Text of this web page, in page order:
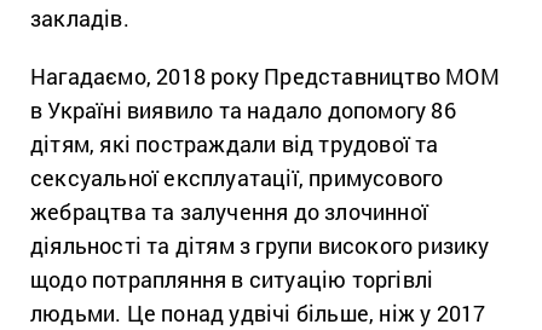
закладів.
Нагадаємо, 2018 року Представництво МОМ
в Україні виявило та надало допомогу 86
дітям, які постраждали від трудової та
сексуальної експлуатації, примусового
жебрацтва та залучення до злочинної
діяльності та дітям з групи високого ризику
щодо потрапляння в ситуацію торгівлі
людьми. Це понад удвічі більше, ніж у 2017